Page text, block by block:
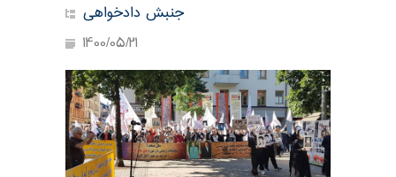
جنبش دادخواهی
1400/05/21